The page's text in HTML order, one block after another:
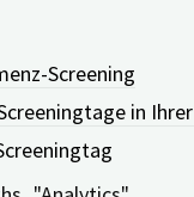
Screening
in
for the
This cookie is